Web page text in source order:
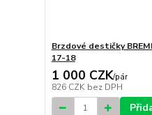
Brzdové destičky
17-18
1 000 CZK/pár
826 CZK bez DPH